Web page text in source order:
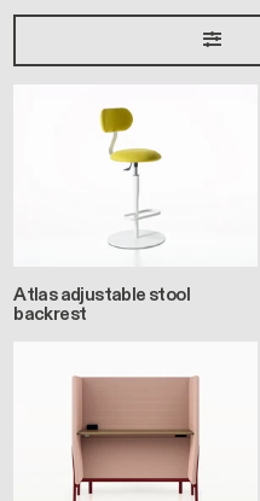
Atlas adjustable stool
backrest